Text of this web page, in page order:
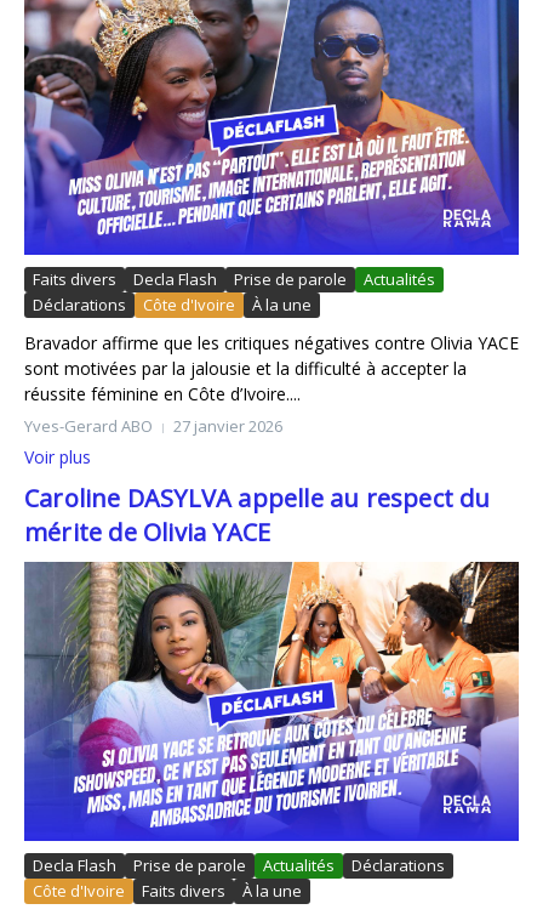
Faits divers Decla Flash Prise de parole
Actualités
Déclarations
Côte d'Ivoire À la une
Bravador affirme que les critiques négatives contre Olivia YACE
sont motivées par la jalousie et la difficulté à accepter la
réussite féminine en Côte d’Ivoire....
Yves-Gerard ABO 27 janvier 2026
Voir plus
Caroline DASYLVA appelle au respect du
mérite de Olivia YACE
Decla Flash Prise de parole Actualités
Déclarations
Côte d'Ivoire
Faits divers À la une